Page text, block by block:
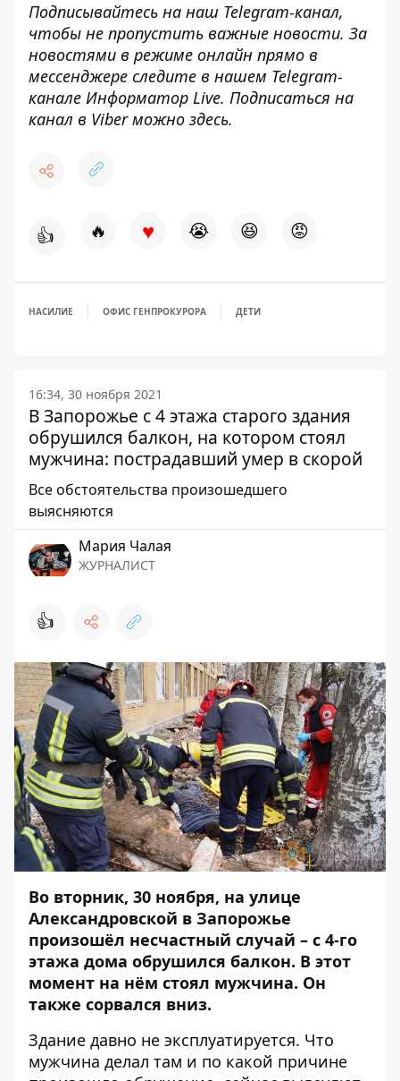
Подписывайтесь на наш Telegram-канал,
чтобы не пропустить важные новости. За
новостями в режиме онлайн прямо в
мессенджере следите в нашем Telegram-
канале Информатор Live. Подписаться на
канал в Viber можно здесь.
👍 🔥 ♥ 😭 😆 😡
НАСИЛИЕ ОФИС ГЕНПРОКУРОРА ДЕТИ
16:34, 30 ноября 2021
В Запорожье с 4 этажа старого здания
обрушился балкон, на котором стоял
мужчина: пострадавший умер в скорой
Все обстоятельства произошедшего
выясняются
Мария Чалая
ЖУРНАЛИСТ
👍
Во вторник, 30 ноября, на улице
Александровской в Запорожье
произошёл несчастный случай – с 4-го
этажа дома обрушился балкон. В этот
момент на нём стоял мужчина. Он
также сорвался вниз.
Здание давно не эксплуатируется. Что
мужчина делал там и по какой причине